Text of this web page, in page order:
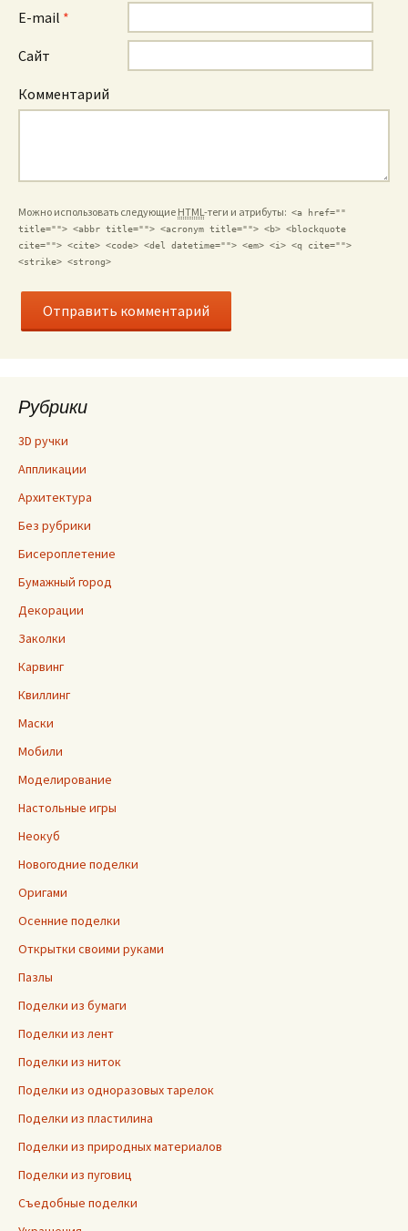
E-mail *
Сайт
Комментарий
Можно использовать следующие HTML-теги и атрибуты: <a href=""
title=""> <abbr title=""> <acronym title=""> <b> <blockquote
cite=""> <cite> <code> <del datetime=""> <em> <i> <q cite="">
<strike> <strong>
Рубрики
3D ручки
Аппликации
Архитектура
Без рубрики
Бисероплетение
Бумажный город
Декорации
Заколки
Карвинг
Квиллинг
Маски
Мобили
Моделирование
Настольные игры
Неокуб
Новогодние поделки
Оригами
Осенние поделки
Открытки своими руками
Пазлы
Поделки из бумаги
Поделки из лент
Поделки из ниток
Поделки из одноразовых тарелок
Поделки из пластилина
Поделки из природных материалов
Поделки из пуговиц
Съедобные поделки